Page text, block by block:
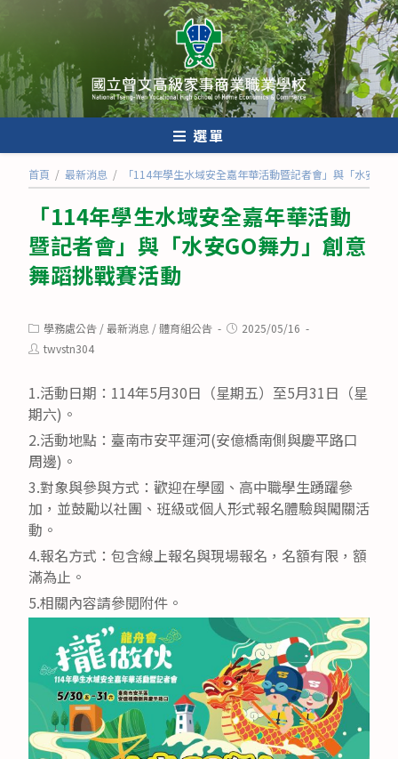
轉
至
主
要
內
選單
首頁 / 最新消息 / 「114年學生水域安全嘉年華活動暨記者會」與「水安
「114年學生水域安全嘉年華活動
暨記者會」與「水安GO舞力」創意
舞蹈挑戰賽活動
Post
category:
學務處公告 /最新消息 /體育組公告
Post2025/05/16
Posttwvstn304
1.活動日期：114年5月30日（星期五）至5月31日（星
期六)。
2.活動地點：臺南市安平運河(安億橋南側與慶平路口
周邊)。
3.對象與參與方式：歡迎在學國、高中職學生踴躍參
加，並鼓勵以社團、班級或個人形式報名體驗與闖關活
動。
4.報名方式：包含線上報名與現場報名，名額有限，額
滿為止。
5.相關內容請參閱附件。